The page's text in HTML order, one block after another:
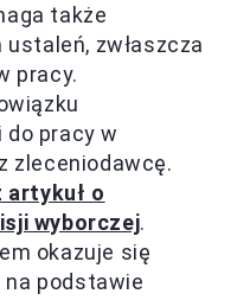
także
zwłaszcza
pracy.
pracy w
zleceniodawcę.
artykuł o
wyborczej.
okazuje się
na podstawie